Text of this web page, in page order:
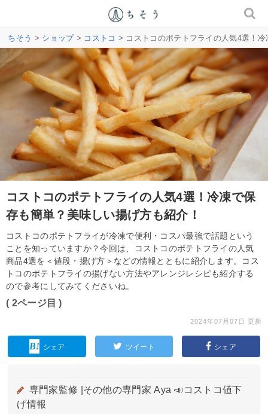
ちそう > ショップ> コストコ > コストコのポテトフライの人気4選！
コストコのポテトフライの人気4選！冷凍で保
存も簡単？美味しい揚げ方も紹介！
コストコのポテトフライが冷凍で便利・コスパ最強で話題という
ことを知っていますか？今回は、コストコのポテトフライの人気
商品4選を＜値段・揚げ方＞などの情報とともに紹介します。コス
トコのポテトフライの揚げない方法やアレンジレシピも紹介する
ので参考にしてみてくださいね。
( 2ページ目 )
2024年07月07日 更新
シェア ツイート シェア
専門家監修 | その他の専門家 Aya 📣コストコ値下
げ情報